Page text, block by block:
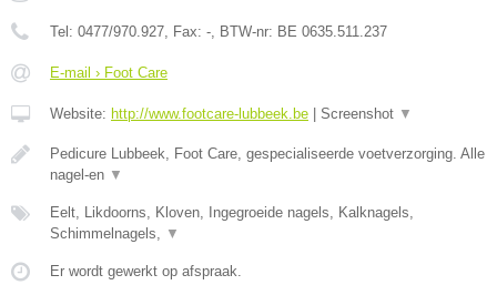
Tel: 0477/970.927, Fax: -, BTW-nr: BE 0635.511.237
E-mail › Foot Care
Website: http://www.footcare-lubbeek.be Screenshot ▼
Pedicure Lubbeek, Foot Care, gespecialiseerde voetverzorging. Alle
nagel-en ▼
Eelt, Likdoorns, Kloven, Ingegroeide nagels, Kalknagels,
Schimmelnagels, ▼
Er wordt gewerkt op afspraak.